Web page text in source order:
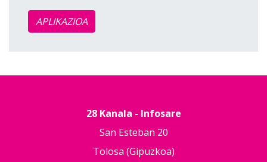
APLIKAZIOA
28 Kanala - Infosare
San Esteban 20
Tolosa (Gipuzkoa)